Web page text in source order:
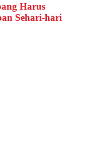
Harus
Sehari-hari